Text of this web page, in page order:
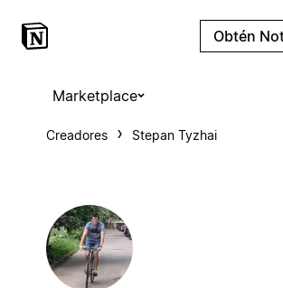
Obtén
Marketplace
Creadores Stepan Tyzhai